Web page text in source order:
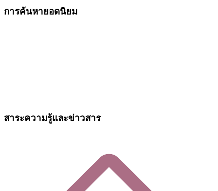
การค้นหายอดนิยม
สาระความรู้และข่าวสาร